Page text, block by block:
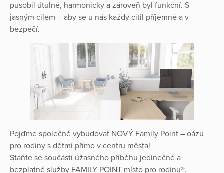
působil útulně, harmonicky a zároveň byl funkční. S
jasným cílem – aby se u nás každý cítil příjemně a v
bezpečí.
Pojďme společně vybudovat NOVÝ Family Point – oázu
pro rodiny s dětmi přímo v centru města!
Staňte se součástí úžasného příběhu jedinečné a
bezplatné služby FAMILY POINT místo pro rodinu®.